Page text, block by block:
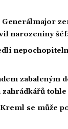
narozeniny
zabaleným
tohle
se může